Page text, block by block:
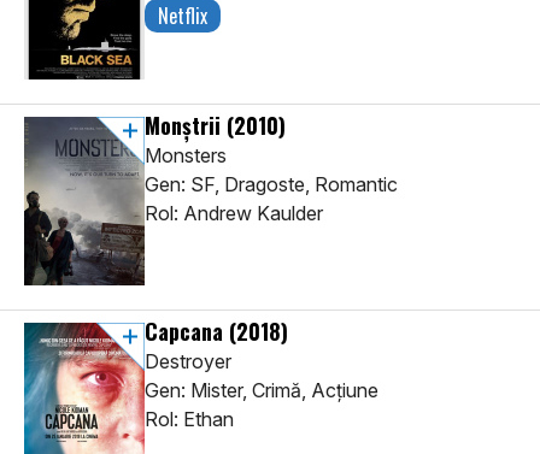
Netflix
Monștrii (2010)
Monsters
Gen: SF, Dragoste, Romantic
Rol: Andrew Kaulder
Capcana (2018)
Destroyer
Gen: Mister, Crimă, Acţiune
Rol: Ethan